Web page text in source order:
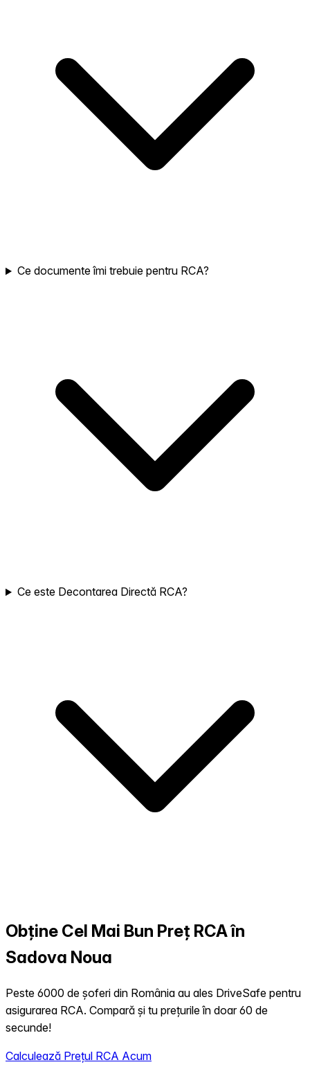
Ce documente îmi trebuie pentru RCA?
Ce este Decontarea Directă RCA?
Obține Cel Mai Bun Preț RCA în
Sadova Noua
Peste 6000 de șoferi din România au ales DriveSafe pentru
asigurarea RCA. Compară și tu prețurile în doar 60 de
secunde!
Calculează Prețul RCA Acum